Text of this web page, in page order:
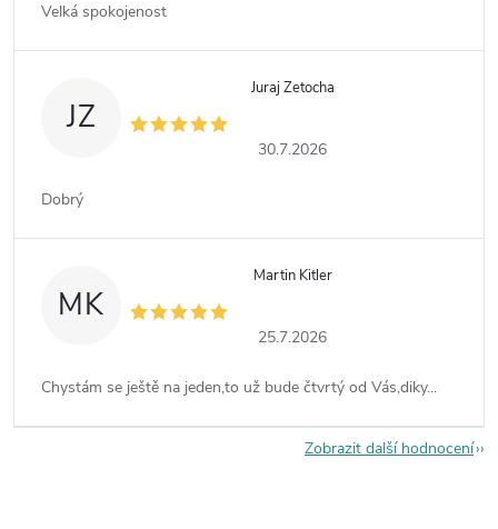
Velká spokojenost
JZ
Juraj Zetocha
30.7.2026
Dobrý
MK
Martin Kitler
25.7.2026
Chystám se ještě na jeden,to už bude čtvrtý od Vás,diky...
Zobrazit další hodnocení